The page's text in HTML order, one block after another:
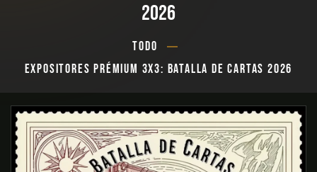
2026
TODO
EXPOSITORES PRÉMIUM 3X3: BATALLA DE CARTAS 2026
PRODUCT INFORMATION